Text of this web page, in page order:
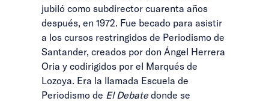
jubiló como subdirector cuarenta años
después, en 1972. Fue becado para asistir
a los cursos restringidos de Periodismo de
Santander, creados por don Ángel Herrera
Oria y codirigidos por el Marqués de
Lozoya. Era la llamada Escuela de
Periodismo de El Debate donde se